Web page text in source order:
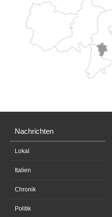
Nachrichten
Lokal
Italien
Chronik
Politik